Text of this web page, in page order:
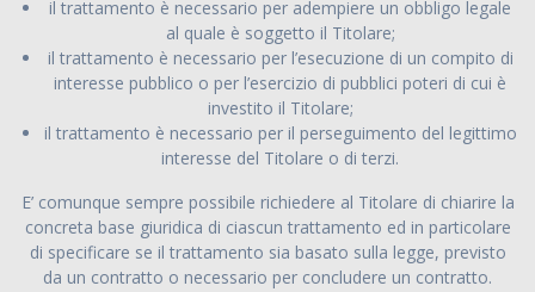
il trattamento è necessario per adempiere un obbligo legale
al quale è soggetto il Titolare;
il trattamento è necessario per l’esecuzione di un compito di
interesse pubblico o per l’esercizio di pubblici poteri di cui è
investito il Titolare;
il trattamento è necessario per il perseguimento del legittimo
interesse del Titolare o di terzi.
E’ comunque sempre possibile richiedere al Titolare di chiarire la
concreta base giuridica di ciascun trattamento ed in particolare
di specificare se il trattamento sia basato sulla legge, previsto
da un contratto o necessario per concludere un contratto.